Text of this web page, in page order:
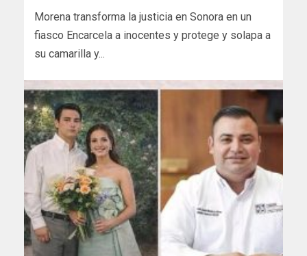
Morena transforma la justicia en Sonora en un
fiasco Encarcela a inocentes y protege y solapa a
su camarilla y...